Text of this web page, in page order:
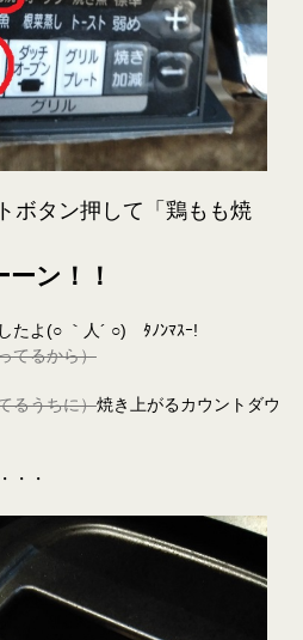
ボタン押して「鶏もも焼
ン！！
たよ(○ ｀人´ ○) ﾀﾉﾝﾏｽｰ!
てるから）
るうちに）焼き上がるカウントダウ
・・